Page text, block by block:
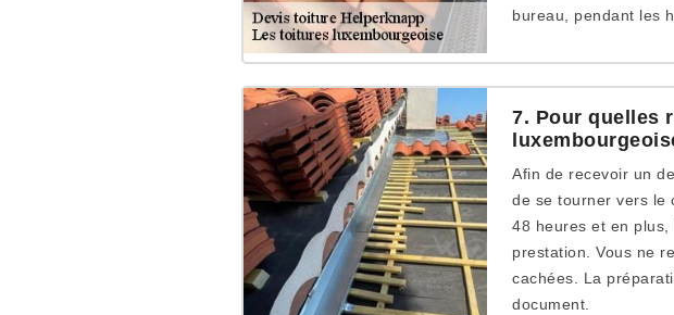
bureau, pendant les
7. Pour quelles
Afin de recevoir un
de se tourner vers le
48 heures et en
prestation. Vous ne
cachées. La
document.